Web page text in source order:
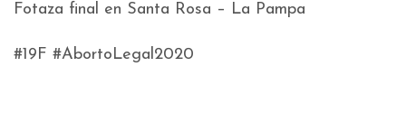
Fotaza final en Santa Rosa – La Pampa
#19F #AbortoLegal2020